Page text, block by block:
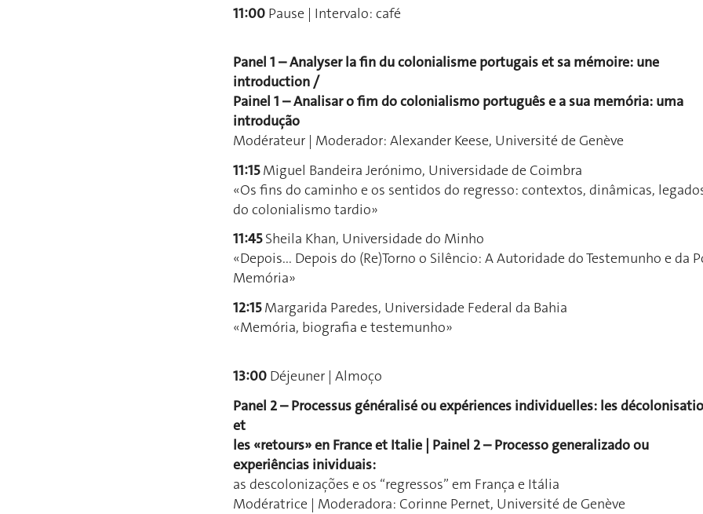
11:00 Pause | Intervalo: café
Panel 1 – Analyser la fin du colonialisme portugais et sa mémoire: une
introduction /
Painel 1 – Analisar o fim do colonialismo português e a sua memória: uma
introdução
Modérateur | Moderador: Alexander Keese, Université de Genève
11:15Miguel Bandeira Jerónimo, Universidade de Coimbra
«Os fins do caminho e os sentidos do regresso: contextos, dinâmicas,
do colonialismo tardio»
11:45Sheila Khan, Universidade do Minho
«Depois... Depois do (Re)Torno o Silêncio: A Autoridade do Testemunho e da
Memória»
12:15Margarida Paredes, Universidade Federal da Bahia
«Memória, biografia e testemunho»
13:00 Déjeuner | Almoço
Panel 2 – Processus généralisé ou expériences individuelles: les
et
les «retours» en France et Italie | Painel 2 – Processo generalizado ou
experiências inividuais:
as descolonizações e os “regressos” em França e Itália
Modératrice | Moderadora: Corinne Pernet, Université de Genève